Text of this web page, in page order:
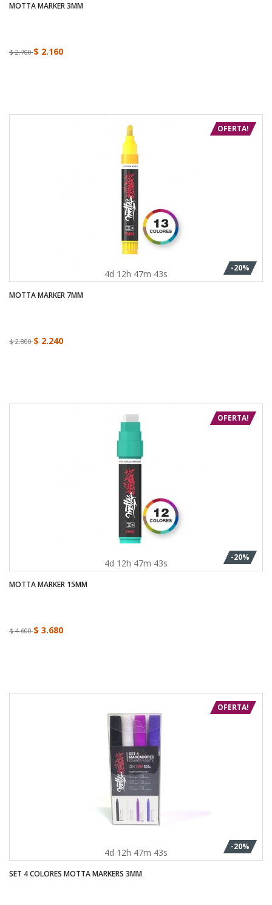
MOTTA MARKER 3MM
$ 2.700$ 2.160
OFERTA!
4d 12h 47m 43s
-20%
MOTTA MARKER 7MM
$ 2.800$ 2.240
OFERTA!
4d 12h 47m 43s
-20%
MOTTA MARKER 15MM
$ 4.600$ 3.680
OFERTA!
4d 12h 47m 43s
-20%
SET 4 COLORES MOTTA MARKERS 3MM